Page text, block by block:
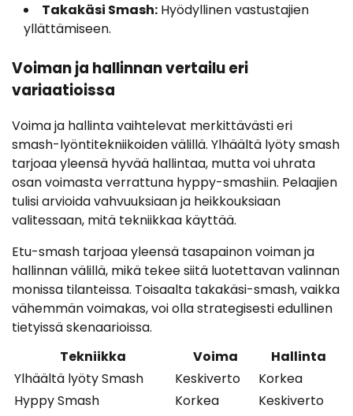
Takakäsi Smash: Hyödyllinen vastustajien
yllättämiseen.
Voiman ja hallinnan vertailu eri
variaatioissa
Voima ja hallinta vaihtelevat merkittävästi eri
smash-lyöntitekniikoiden välillä. Ylhäältä lyöty smash
tarjoaa yleensä hyvää hallintaa, mutta voi uhrata
osan voimasta verrattuna hyppy-smashiin. Pelaajien
tulisi arvioida vahvuuksiaan ja heikkouksiaan
valitessaan, mitä tekniikkaa käyttää.
Etu-smash tarjoaa yleensä tasapainon voiman ja
hallinnan välillä, mikä tekee siitä luotettavan valinnan
monissa tilanteissa. Toisaalta takakäsi-smash, vaikka
vähemmän voimakas, voi olla strategisesti edullinen
tietyissä skenaarioissa.
Tekniikka
Voima
Hallinta
Ylhäältä lyöty Smash
Keskiverto
Korkea
Hyppy Smash
Korkea
Keskiverto